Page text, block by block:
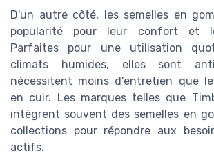
D'un autre côté, les semelles en
popularité pour leur confort et
Parfaites pour une utilisation
climats humides, elles sont
nécessitent moins d'entretien que
en cuir. Les marques telles que
intègrent souvent des semelles en
collections pour répondre aux
actifs.